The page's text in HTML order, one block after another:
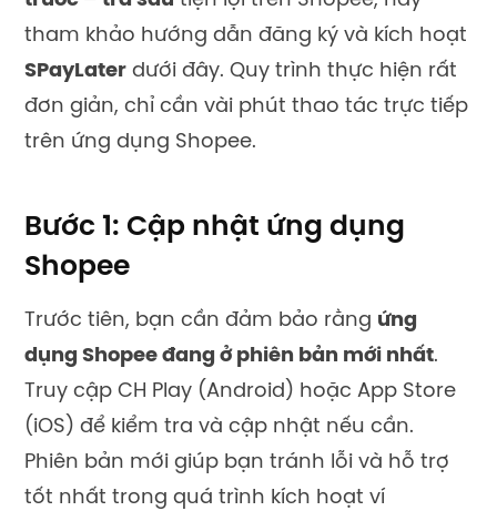
tham khảo hướng dẫn đăng ký và kích hoạt
SPayLater dưới đây. Quy trình thực hiện rất
đơn giản, chỉ cần vài phút thao tác trực tiếp
trên ứng dụng Shopee.
Bước 1: Cập nhật ứng dụng
Shopee
Trước tiên, bạn cần đảm bảo rằng ứng
dụng Shopee đang ở phiên bản mới nhất.
Truy cập CH Play (Android) hoặc App Store
(iOS) để kiểm tra và cập nhật nếu cần.
Phiên bản mới giúp bạn tránh lỗi và hỗ trợ
tốt nhất trong quá trình kích hoạt ví